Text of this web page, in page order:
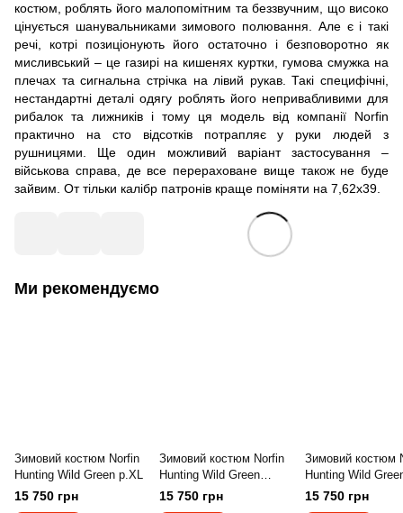
костюм, роблять його малопомітним та беззвучним, що високо
цінується шанувальниками зимового полювання. Але є і такі
речі, котрі позиціонують його остаточно і безповоротно як
мисливський – це газирі на кишенях куртки, гумова смужка на
плечах та сигнальна стрічка на лівий рукав. Такі специфічні,
нестандартні деталі одягу роблять його непривабливими для
рибалок та лижників і тому ця модель від компанії Norfin
практично на сто відсотків потрапляє у руки людей з
рушницями. Ще один можливий варіант застосування –
військова справа, де все перераховане вище також не буде
зайвим. От тільки калібр патронів краще поміняти на 7,62х39.
Ми рекомендуємо
Зимовий костюм Norfin
Hunting Wild Green р.XL
15 750 грн
Зимовий костюм Norfin
Hunting Wild Green
р.XXL
15 750 грн
Зимовий костюм
Hunting Wild
р.XXXL
15 750 грн